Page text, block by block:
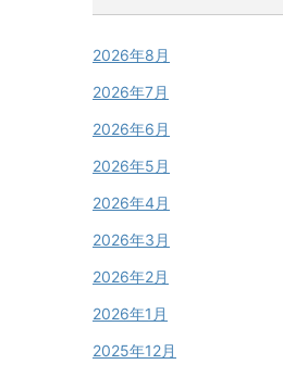
2026年8月
2026年7月
2026年6月
2026年5月
2026年4月
2026年3月
2026年2月
2026年1月
2025年12月